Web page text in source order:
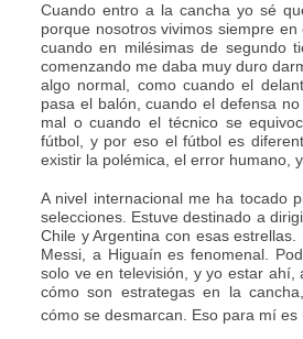
Cuando entro a la cancha yo sé
porque nosotros vivimos siempre
cuando en milésimas de segundo
comenzando me daba muy duro
algo normal, como cuando el
pasa el balón, cuando el defensa
mal o cuando el técnico se
fútbol, y por eso el fútbol es
existir la polémica, el error humano,
A nivel internacional me ha tocado
selecciones. Estuve destinado a
Chile y Argentina con esas
Messi, a Higuaín es fenomenal.
solo ve en televisión, y yo estar
cómo son estrategas en la
cómo se desmarcan. Eso para mí